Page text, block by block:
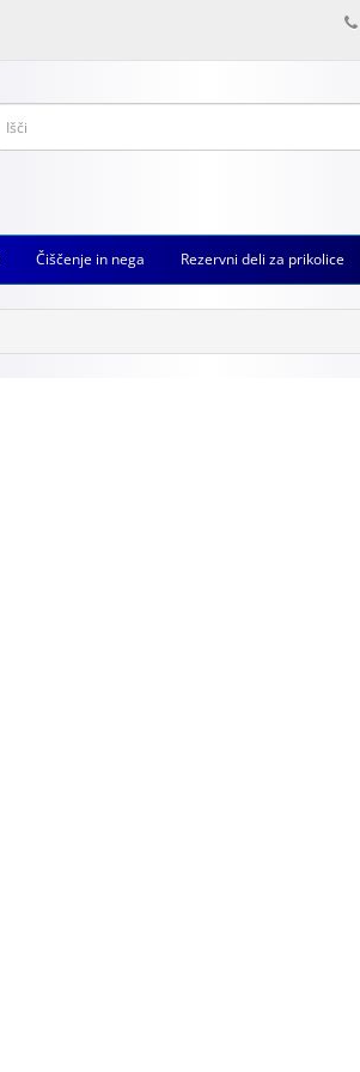
Čiščenje in nega Rezervni deli za prikolice